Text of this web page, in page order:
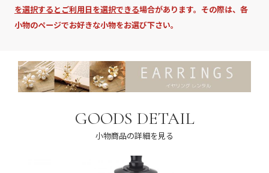
を選択するとご利用日を選択できる場合があります。その際は、各
小物のページでお好きな小物をお選び下さい。
GOODS DETAIL
小物商品の詳細を見る